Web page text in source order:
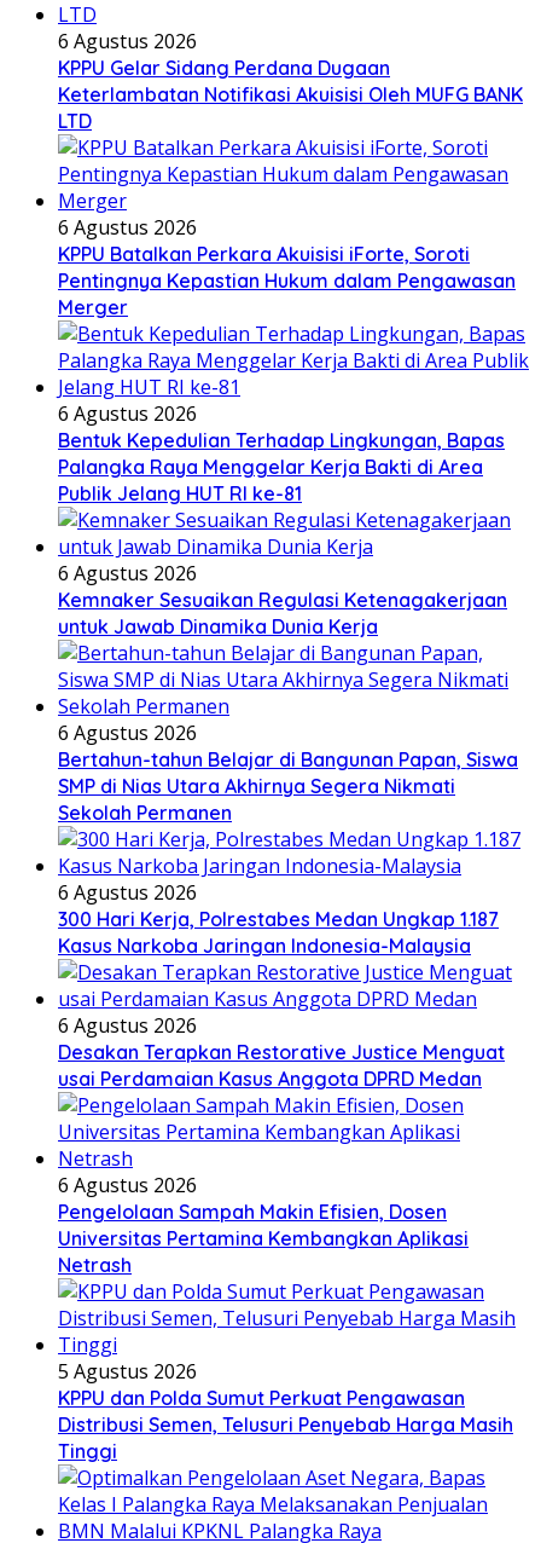
6 Agustus 2026
KPPU Gelar Sidang Perdana Dugaan
Keterlambatan Notifikasi Akuisisi Oleh MUFG BANK
LTD
6 Agustus 2026
KPPU Batalkan Perkara Akuisisi iForte, Soroti
Pentingnya Kepastian Hukum dalam Pengawasan
Merger
6 Agustus 2026
Bentuk Kepedulian Terhadap Lingkungan, Bapas
Palangka Raya Menggelar Kerja Bakti di Area
Publik Jelang HUT RI ke-81
6 Agustus 2026
Kemnaker Sesuaikan Regulasi Ketenagakerjaan
untuk Jawab Dinamika Dunia Kerja
6 Agustus 2026
Bertahun-tahun Belajar di Bangunan Papan, Siswa
SMP di Nias Utara Akhirnya Segera Nikmati
Sekolah Permanen
6 Agustus 2026
300 Hari Kerja, Polrestabes Medan Ungkap 1.187
Kasus Narkoba Jaringan Indonesia-Malaysia
6 Agustus 2026
Desakan Terapkan Restorative Justice Menguat
usai Perdamaian Kasus Anggota DPRD Medan
6 Agustus 2026
Pengelolaan Sampah Makin Efisien, Dosen
Universitas Pertamina Kembangkan Aplikasi
Netrash
5 Agustus 2026
KPPU dan Polda Sumut Perkuat Pengawasan
Distribusi Semen, Telusuri Penyebab Harga Masih
Tinggi